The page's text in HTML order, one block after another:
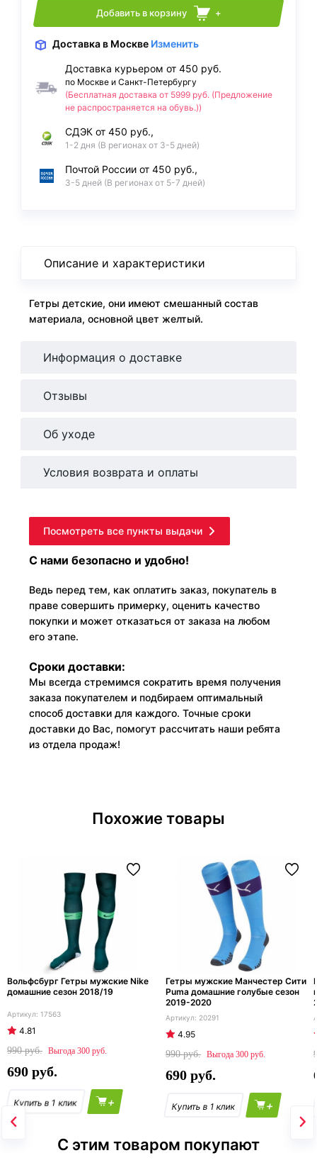
Добавить в корзину +
Доставка в Москве Изменить
Доставка курьером от 450 руб.
по Москве и Санкт-Петербургу
(Бесплатная доставка от 5999 руб. (Предложение
не распространяется на обувь.))
СДЭК от 450 руб.,
1-2 дня (В регионах от 3-5 дней)
Почтой России от 450 руб.,
3-5 дней (В регионах от 5-7 дней)
Описание и характеристики
Гетры детские, они имеют смешанный состав
материала, основной цвет желтый.
Информация о доставке
Отзывы
Об уходе
Условия возврата и оплаты
Посмотреть все пункты выдачи
С нами безопасно и удобно!
Ведь перед тем, как оплатить заказ, покупатель в
праве совершить примерку, оценить качество
покупки и может отказаться от заказа на любом
его этапе.
Сроки доставки:
Мы всегда стремимся сократить время получения
заказа покупателем и подбираем оптимальный
способ доставки для каждого. Точные сроки
доставки до Вас, помогут рассчитать наши ребята
из отдела продаж!
Похожие товары
Вольфсбург Гетры мужские Nike
домашние сезон 2018/19
17563
4.81
990
300
690
+
Гетры мужские Манчестер Сити
Puma домашние голубые сезон
2019-2020
20291
4.95
990
300
690
+
С этим товаром покупают